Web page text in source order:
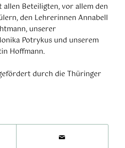
Beteiligten, vor allem den
den Lehrerinnen Annabell
unserer
Potrykus und unserem
Hoffmann.
durch die Thüringer